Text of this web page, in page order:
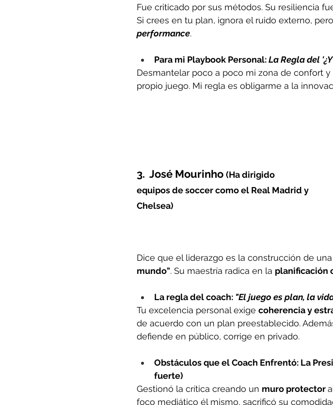
Fue criticado por sus métodos. Su resiliencia
Si crees en tu plan, ignora el ruido externo, pero
performance.
Para mi Playbook Personal: La Regla del
Desmantelar poco a poco mi zona de confort y
propio juego. Mi regla es obligarme a la
3.  José Mourinho (Ha dirigido
equipos de soccer como el Real Madrid y
Chelsea)
Dice que el liderazgo es la construcción de
mundo". Su maestría radica en la planificación
La regla del coach: "El juego es plan, la
Tu excelencia personal exige coherencia y
de acuerdo con un plan preestablecido.
defiende en público, corrige en privado.
Obstáculos que el Coach Enfrentó: La
fuerte)
Gestionó la crítica creando un muro protector
foco mediático él mismo, sacrificó su